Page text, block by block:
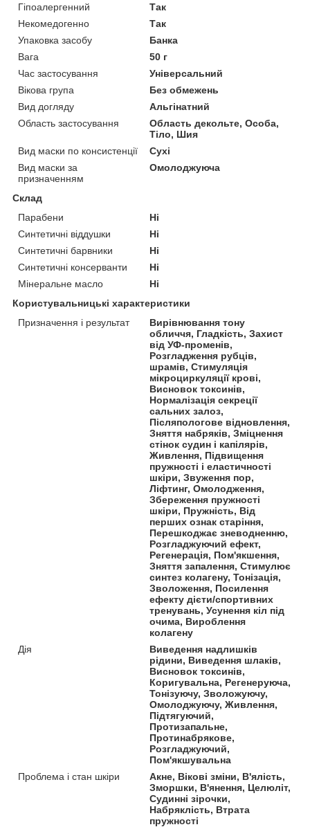
Гіпоалергенний
Так
Некомедогенно
Так
Упаковка засобу
Банка
Вага
50 г
Час застосування
Універсальний
Вікова група
Без обмежень
Вид догляду
Альгінатний
Область застосування
Область декольте, Особа,
Тіло, Шия
Вид маски по консистенції
Сухі
Вид маски за
призначенням
Омолоджуюча
Склад
Парабени
Ні
Синтетичні віддушки
Ні
Синтетичні барвники
Ні
Синтетичні консерванти
Ні
Мінеральне масло
Ні
Користувальницькі характеристики
Призначення і результат
Вирівнювання тону
обличчя, Гладкість, Захист
від УФ-променів,
Розгладження рубців,
шрамів, Стимуляція
мікроциркуляції крові,
Висновок токсинів,
Нормалізація секреції
сальних залоз,
Післяпологове відновлення,
Зняття набряків, Зміцнення
стінок судин і капілярів,
Живлення, Підвищення
пружності і еластичності
шкіри, Звуження пор,
Ліфтинг, Омолодження,
Збереження пружності
шкіри, Пружність, Від
перших ознак старіння,
Перешкоджає зневодненню,
Розгладжуючий ефект,
Регенерація, Пом'якшення,
Зняття запалення, Стимулює
синтез колагену, Тонізація,
Зволоження, Посилення
ефекту дієти/спортивних
тренувань, Усунення кіл під
очима, Вироблення
колагену
Дія
Виведення надлишків
рідини, Виведення шлаків,
Висновок токсинів,
Коригувальна, Регенеруюча,
Тонізуючу, Зволожуючу,
Омолоджуючу, Живлення,
Підтягуючий,
Протизапальне,
Протинабрякове,
Розгладжуючий,
Пом'якшувальна
Проблема і стан шкіри
Акне, Вікові зміни, В'ялість,
Зморшки, В'янення, Целюліт,
Судинні зірочки,
Набряклість, Втрата
пружності